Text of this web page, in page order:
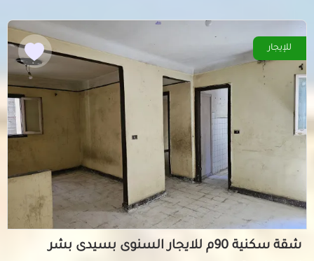
للإيجار
شقة سكنية 90م للايجار السنوى بسيدى بشر